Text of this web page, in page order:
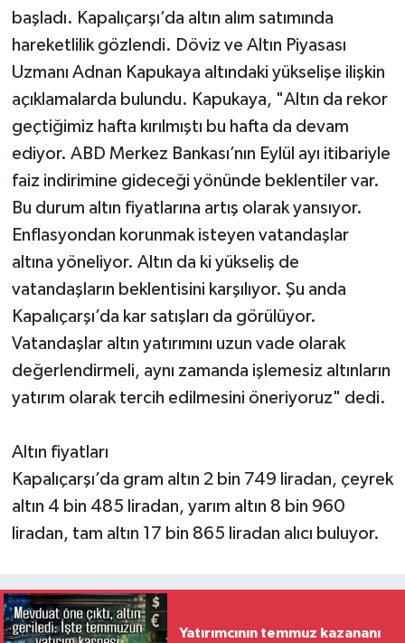
başladı. Kapalıçarşı’da altın alım satımında
hareketlilik gözlendi. Döviz ve Altın Piyasası
Uzmanı Adnan Kapukaya altındaki yükselişe ilişkin
açıklamalarda bulundu. Kapukaya, "Altın da rekor
geçtiğimiz hafta kırılmıştı bu hafta da devam
ediyor. ABD Merkez Bankası’nın Eylül ayı itibariyle
faiz indirimine gideceği yönünde beklentiler var.
Bu durum altın fiyatlarına artış olarak yansıyor.
Enflasyondan korunmak isteyen vatandaşlar
altına yöneliyor. Altın da ki yükseliş de
vatandaşların beklentisini karşılıyor. Şu anda
Kapalıçarşı’da kar satışları da görülüyor.
Vatandaşlar altın yatırımını uzun vade olarak
değerlendirmeli, aynı zamanda işlemesiz altınların
yatırım olarak tercih edilmesini öneriyoruz" dedi.
Altın fiyatları
Kapalıçarşı’da gram altın 2 bin 749 liradan, çeyrek
altın 4 bin 485 liradan, yarım altın 8 bin 960
liradan, tam altın 17 bin 865 liradan alıcı buluyor.
Yatırımcının temmuz kazananı